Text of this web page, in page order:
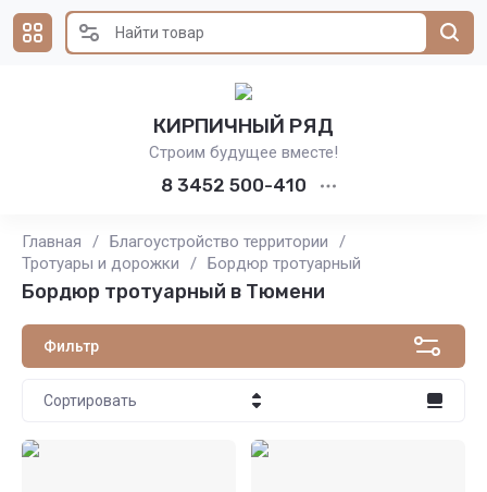
КИРПИЧНЫЙ РЯД
Строим будущее вместе!
8 3452 500-410
Главная / Благоустройство территории
/
Тротуары и дорожки
/ Бордюр тротуарный
Бордюр тротуарный в Тюмени
Фильтр
Сортировать